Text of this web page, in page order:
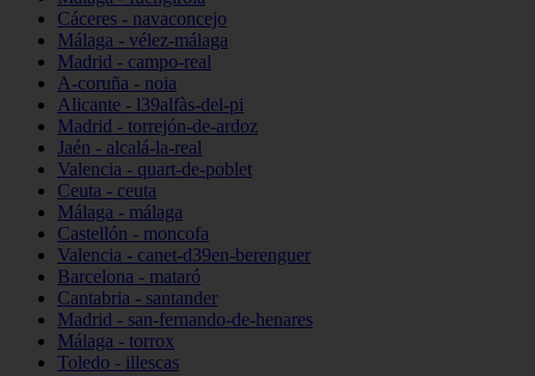
Cáceres - navaconcejo
Málaga - vélez-málaga
Madrid - campo-real
A-coruña - noia
Alicante - l39alfàs-del-pi
Madrid - torrejón-de-ardoz
Jaén - alcalá-la-real
Valencia - quart-de-poblet
Ceuta - ceuta
Málaga - málaga
Castellón - moncofa
Valencia - canet-d39en-berenguer
Barcelona - mataró
Cantabria - santander
Madrid - san-fernando-de-henares
Málaga - torrox
Toledo - illescas